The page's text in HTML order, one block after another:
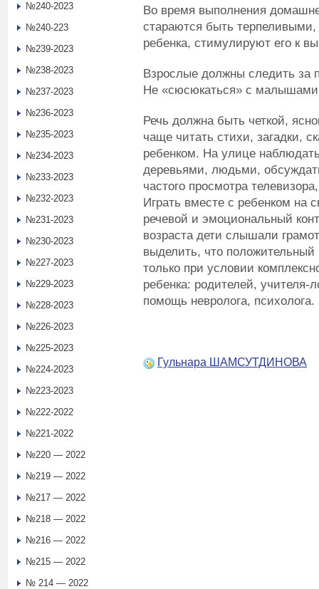
Во время выполнения
стараются быть
ребенка, стимулируют его к
Взрослые должны следить за
Не «сюсюкаться» с
Речь должна быть четкой,
чаще читать стихи, загадки,
ребенком. На улице
деревьями, людьми,
частого просмотра
Играть вместе с ребенком на
речевой и эмоциональный
возраста дети слышали
выделить, что положительный
только при условии
ребенка: родителей, учителя-
помощь невролога, психолога.
Гульнара ШАМСУТДИНОВА
№240-2023
№240-223
№239-2023
№238-2023
№237-2023
№236-2023
№235-2023
№234-2023
№233-2023
№232-2023
№231-2023
№230-2023
№227-2023
№229-2023
№228-2023
№226-2023
№225-2023
№224-2023
№223-2023
№222-2022
№221-2022
№220 — 2022
№219 — 2022
№217 — 2022
№218 — 2022
№216 — 2022
№215 — 2022
№ 214 — 2022